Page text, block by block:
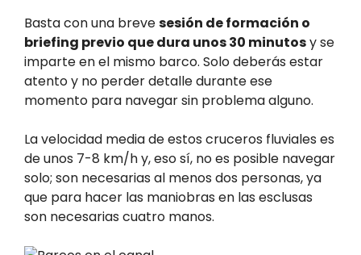
Basta con una brevesesión de formación o
briefing previo que dura unos 30 minutosy se
imparte en el mismo barco. Solo deberás estar
atento y no perder detalle durante ese
momento para navegar sin problema alguno.
La velocidad media de estos cruceros fluviales es
de unos 7-8 km/h y, eso sí, no es posible navegar
solo; son necesarias al menos dos personas, ya
que para hacer las maniobras en las esclusas
son necesarias cuatro manos.